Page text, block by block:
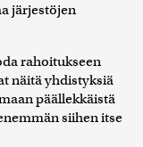
järjestöjen
rahoitukseen
näitä yhdistyksiä
päällekkäistä
siihen itse